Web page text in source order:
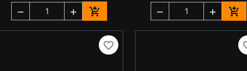
  
Ajouter au panier
  
favorite_border